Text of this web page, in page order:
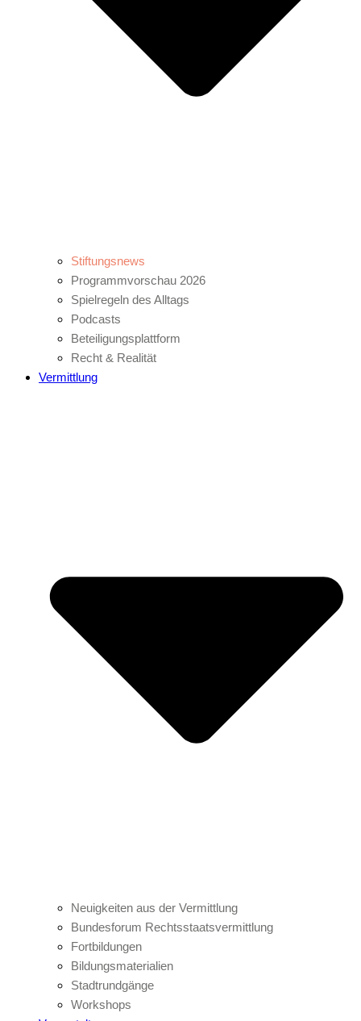
Stiftungsnews
Programmvorschau 2026
Spielregeln des Alltags
Podcasts
Beteiligungsplattform
Recht & Realität
Vermittlung
Neuigkeiten aus der Vermittlung
Bundesforum Rechtsstaatsvermittlung
Fortbildungen
Bildungsmaterialien
Stadtrundgänge
Workshops